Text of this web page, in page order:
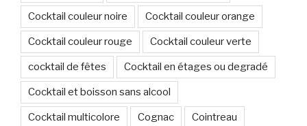
Cocktail couleur noire Cocktail couleur orange
Cocktail couleur rouge Cocktail couleur verte
cocktail de fêtes Cocktail en étages ou degradé
Cocktail et boisson sans alcool
Cocktail multicolore Cognac Cointreau